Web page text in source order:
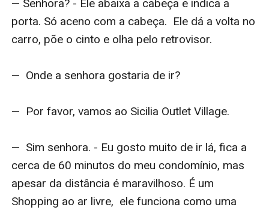
— Senhora? - Ele abaixa a cabeça e indica a
porta. Só aceno com a cabeça.  Ele dá a volta no
carro, põe o cinto e olha pelo retrovisor.
—  Onde a senhora gostaria de ir?
—  Por favor, vamos ao Sicilia Outlet Village.
—  Sim senhora. - Eu gosto muito de ir lá, fica a
cerca de 60 minutos do meu condomínio, mas
apesar da distância é maravilhoso. É um
Shopping ao ar livre,  ele funciona como uma